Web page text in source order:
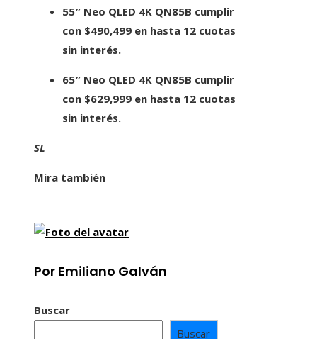
55″ Neo QLED 4K QN85B cumplir
con $490,499 en hasta 12 cuotas
sin interés.
65″ Neo QLED 4K QN85B cumplir
con $629,999 en hasta 12 cuotas
sin interés.
SL
Mira también
Por Emiliano Galván
Buscar
Buscar